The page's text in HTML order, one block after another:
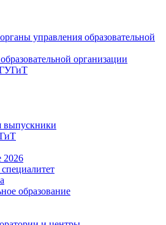
управления образовательной
организации
2026
образование